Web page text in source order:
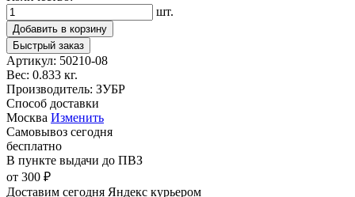
шт.
Добавить в корзину
Быстрый заказ
Артикул: 50210-08
Вес: 0.833 кг.
Производитель: ЗУБР
Способ доставки
Москва Изменить
Самовывоз сегодня
бесплатно
В пункте выдачи до ПВЗ
от 300 ₽
Доставим сегодня Яндекс курьером